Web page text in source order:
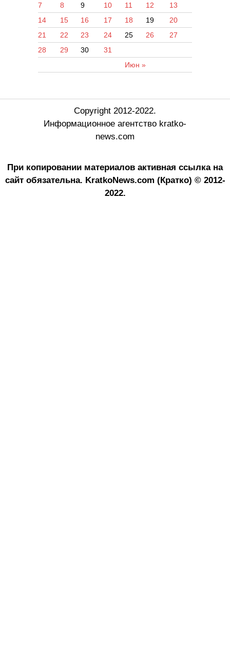
Июн »
7
8 9 10 11 12
13
14
15 16 17 18 19
20
21
22 23 24 25 26
27
28
29 30 31
Copyright 2012-2022.
Информационное агентство kratko-
news.com
При копировании материалов активная ссылка на
сайт обязательна. KratkoNews.com (Кратко) © 2012-
2022.